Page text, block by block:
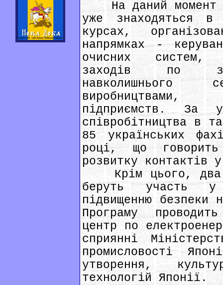
На даний момент
уже знаходяться
курсах,
напрямках -
очисних систем,
заходів по
навколишнього
виробництвами,
підприємств. За
співробітництва в
85 українських
році, що
розвитку контактів
Крім цього, два
беруть участь у
підвищенню безпеки
Програму
центр по
сприянні
промисловості
утворення,
технологій Японії.